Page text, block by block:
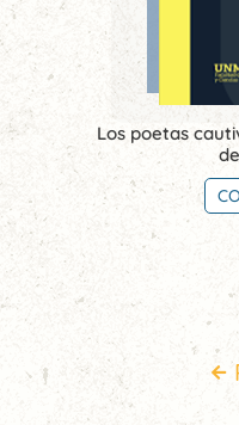
Los poetas